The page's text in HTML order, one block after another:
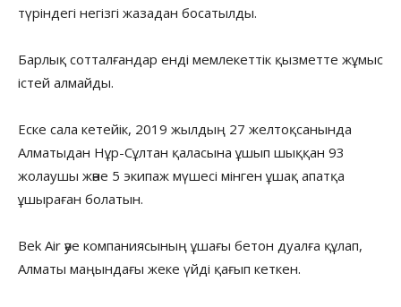
түріндегі негізгі жазадан босатылды.
Барлық сотталғандар енді мемлекеттік қызметте жұмыс
істей алмайды.
Еске сала кетейік, 2019 жылдың 27 желтоқсанында
Алматыдан Нұр-Сұлтан қаласына ұшып шыққан 93
жолаушы және 5 экипаж мүшесі мінген ұшақ апатқа
ұшыраған болатын.
Bek Air әуе компаниясының ұшағы бетон дуалға құлап,
Алматы маңындағы жеке үйді қағып кеткен.